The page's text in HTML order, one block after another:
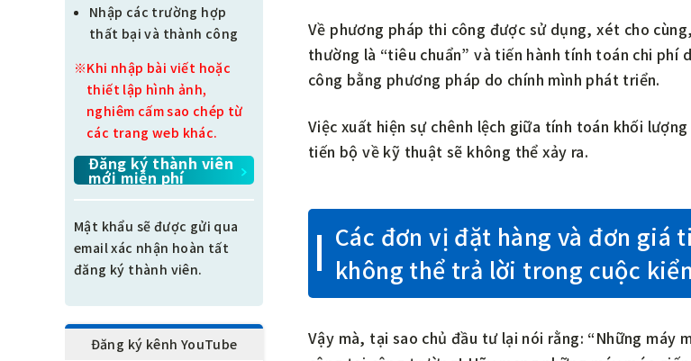
Về phương pháp thi công được sử dụng, xét cho
thường là “tiêu chuẩn” và tiến hành tính toán chi
công bằng phương pháp do chính mình phát triển.
Việc xuất hiện sự chênh lệch giữa tính toán khối
tiến bộ về kỹ thuật sẽ không thể xảy ra.
Các đơn vị đặt hàng và đơn giá
không thể trả lời trong cuộc
Vậy mà, tại sao chủ đầu tư lại nói rằng: “Những
Nhập các trường hợp
thất bại và thành công
※Khi nhập bài viết hoặc
thiết lập hình ảnh,
nghiêm cấm sao chép từ
các trang web khác.
Đăng ký thành viên
mới miễn phí
Mật khẩu sẽ được gửi qua
email xác nhận hoàn tất
đăng ký thành viên.
Đăng ký kênh YouTube